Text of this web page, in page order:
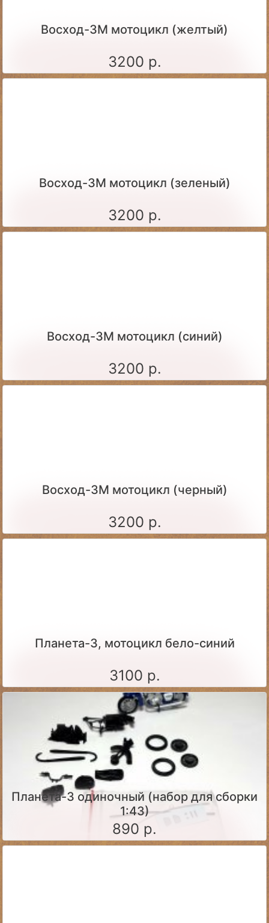
Восход-3М мотоцикл (желтый)
3200 р.
Восход-3М мотоцикл (зеленый)
3200 р.
Восход-3М мотоцикл (синий)
3200 р.
Восход-3М мотоцикл (черный)
3200 р.
Планета-3, мотоцикл бело-синий
3100 р.
Планета-3 одиночный (набор для сборки
1:43)
890 р.